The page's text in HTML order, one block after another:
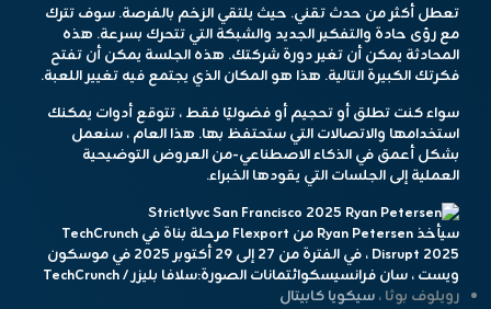
تعطل أكثر من حدث تقني. حيث يلتقي الزخم بالفرصة. سوف تترك
مع رؤى حادة والتفكير الجديد والشبكة التي تتحرك بسرعة. هذه
المحادثة يمكن أن تغير دورة شركتك. هذه الجلسة يمكن أن تفتح
فكرتك الكبيرة التالية. هذا هو المكان الذي يجتمع فيه تغيير اللعبة.
سواء كنت تطلق أو تحجيم أو فضوليًا فقط ، تتوقع أدوات يمكنك
استخدامها والاتصالات التي ستحتفظ بها. هذا العام ، سنعمل
بشكل أعمق في الذكاء الاصطناعي-من العروض التوضيحية
العملية إلى الجلسات التي يقودها الخبراء.
سيأخذ Ryan Petersen من Flexport مرحلة بناة في TechCrunch
Disrupt 2025 ، في الفترة من 27 إلى 29 أكتوبر 2025 في موسكون
ويست ، سان فرانسيسكوائتمانات الصورة:سلافا بليزر / TechCrunch
رويلوف بوثا ،سيكويا كابيتال